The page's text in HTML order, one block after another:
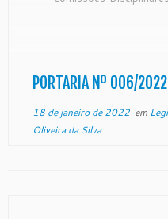
[…]
PORTARIA Nº 006/
18 de janeiro de 2022em
Oliveira da Silva